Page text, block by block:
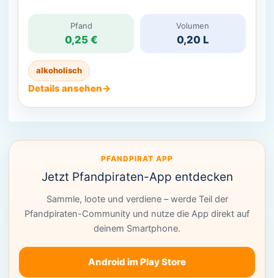
Pfand
0,25 €
Volumen
0,20 L
alkoholisch
Details ansehen→
PFANDPIRAT APP
Jetzt Pfandpiraten-App entdecken
Sammle, loote und verdiene – werde Teil der
Pfandpiraten-Community und nutze die App direkt auf
deinem Smartphone.
Android im Play Store